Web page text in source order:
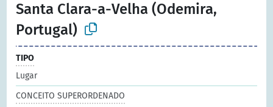
Santa Clara-a-Velha (Odemira,
Portugal)
TIPO
Lugar
CONCEITO SUPERORDENADO